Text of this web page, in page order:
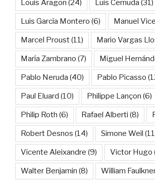
Louis Aragon (24) Luis Cernuda (31)
Luis García Montero (6) Manuel
Marcel Proust(11) Mario Vargas
María Zambrano (7) Miguel
Pablo Neruda (40) Pablo Picasso
Paul Eluard (10) Philippe Lançon (6)
Philip Roth (6) Rafael Alberti (8)
Robert Desnos (14) Simone Weil
Vicente Aleixandre (9) Victor Hugo
Walter Benjamin (8) William